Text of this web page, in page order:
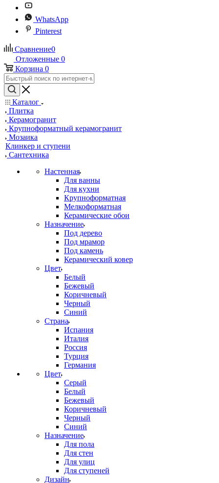
WhatsApp
Pinterest
Сравнение0
Отложенные 0
Корзина 0
Каталог
Плитка
Керамогранит
Крупноформатный керамогранит
Мозаика
Клинкер и ступени
Сантехника
Настенная
Для ванны
Для кухни
Крупноформатная
Мелкоформатная
Керамические обои
Назначение
Под дерево
Под мрамор
Под камень
Керамический ковер
Цвет
Белый
Бежевый
Коричневый
Черный
Синий
Страна
Испания
Италия
Россия
Турция
Германия
Цвет
Серый
Белый
Бежевый
Коричневый
Черный
Синий
Назначение
Для пола
Для стен
Для улиц
Для ступеней
Дизайн